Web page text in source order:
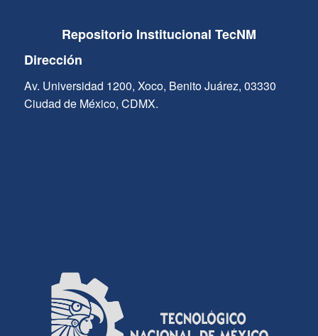
Repositorio Institucional TecNM
Dirección
Av. Universidad 1200, Xoco, Benito Juárez, 03330
Ciudad de México, CDMX.